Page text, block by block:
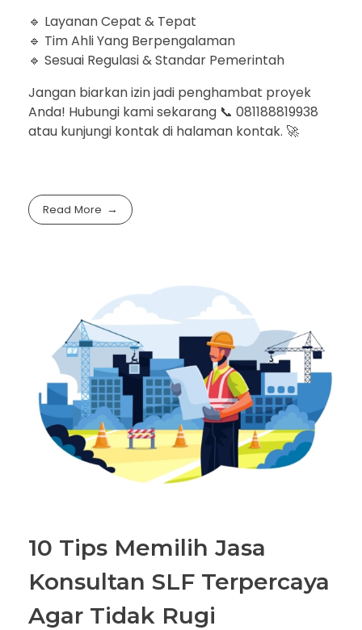
🔹 Layanan Cepat & Tepat
🔹 Tim Ahli Yang Berpengalaman
🔹 Sesuai Regulasi & Standar Pemerintah
Jangan biarkan izin jadi penghambat proyek
Anda! Hubungi kami sekarang 📞 081188819938
atau kunjungi kontak di halaman kontak. 🚀
Read More
10 Tips Memilih Jasa
Konsultan SLF Terpercaya
Agar Tidak Rugi